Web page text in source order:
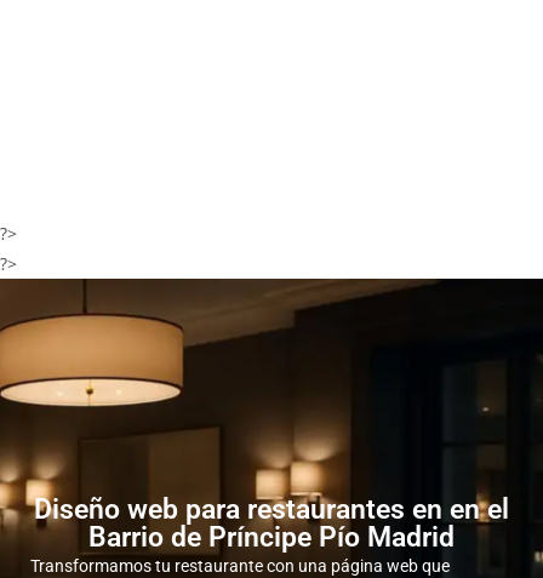
?>
?>
Diseño web para restaurantes en en el
Barrio de Príncipe Pío Madrid
Transformamos tu restaurante con una página web que